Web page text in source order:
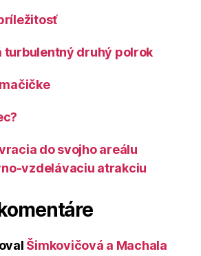
turbulentný druhý polrok
do svojho areálu
vzdelávaciu atrakciu
Šimkovičová a Machala